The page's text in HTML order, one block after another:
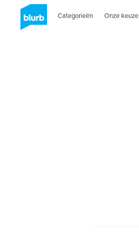
Categorieën Onze keuze